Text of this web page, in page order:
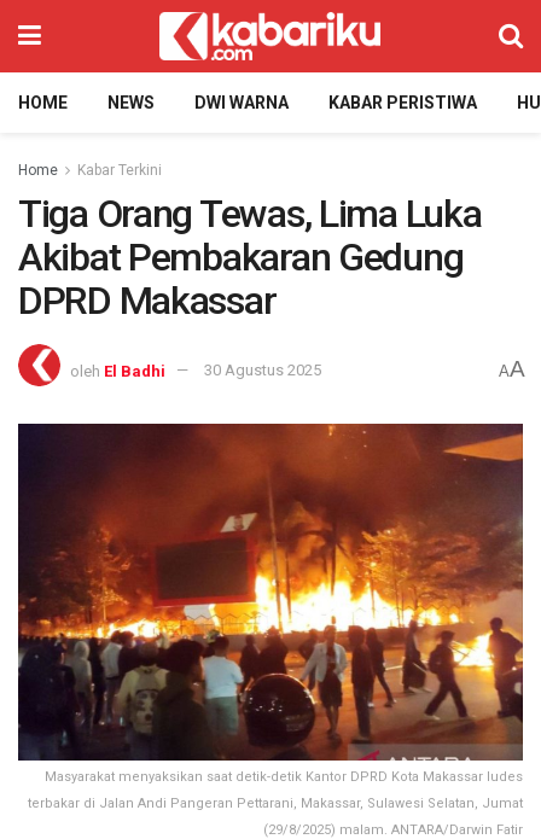
HOME NEWS DWI WARNA KABAR PERISTIWA
Home Kabar Terkini
Tiga Orang Tewas, Lima Luka
Akibat Pembakaran Gedung
DPRD Makassar
oleh El Badhi 30 Agustus 2025 AA
Masyarakat menyaksikan saat detik-detik Kantor DPRD Kota Makassar ludes
terbakar di Jalan Andi Pangeran Pettarani, Makassar, Sulawesi Selatan, Jumat
(29/8/2025) malam. ANTARA/Darwin Fatir